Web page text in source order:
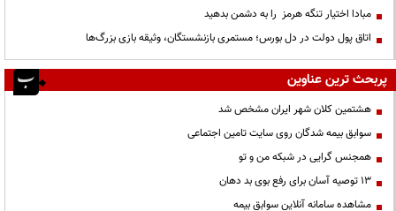
مبادا اختیار تنگه هرمز را به دشمن بدهید
اتاق پول دولت در دل بورس؛ مستمری بازنشستگان، وثیقه بازی بزرگ‌ها
پربحث ترین عناوین
هشتمین کلان شهر ایران مشخص شد
سوابق بیمه شدگان روی سایت تامین اجتماعی
همجنس گرایی در شبکه من و تو
13 توصیه آسان برای رفع بوی بد دهان
مشاهده سامانه آنلاين سوابق بیمه